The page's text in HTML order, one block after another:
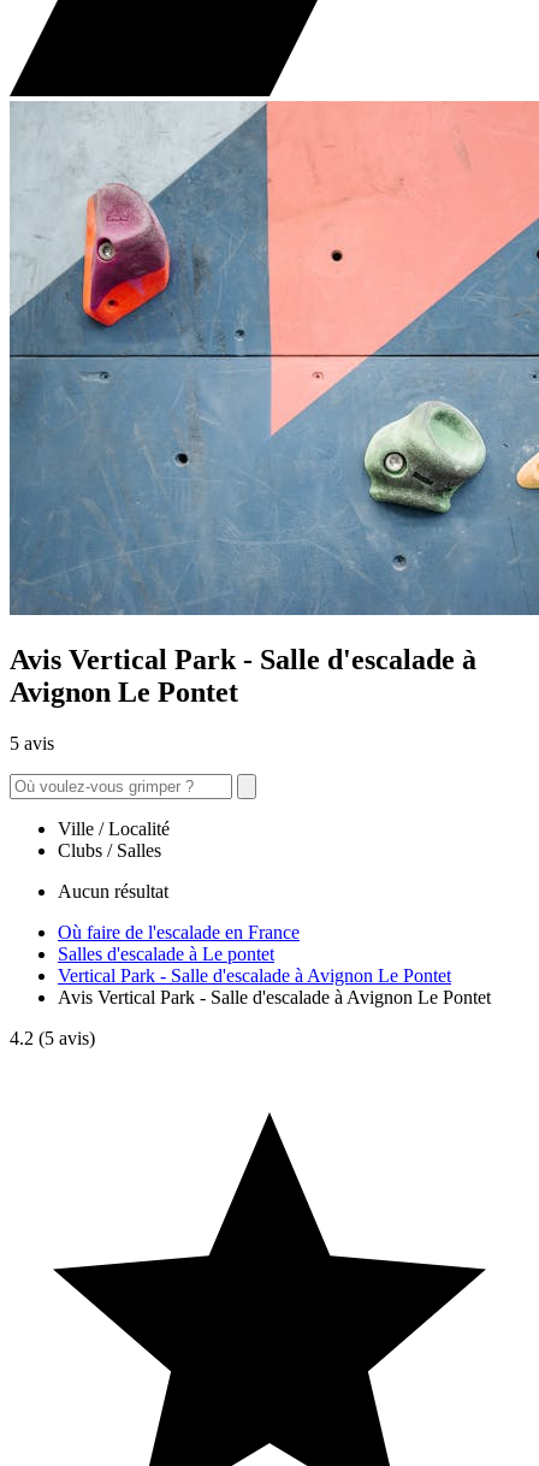
Avis Vertical Park - Salle d'escalade à
Avignon Le Pontet
5 avis
Ville / Localité
Clubs / Salles
Aucun résultat
Où faire de l'escalade en France
Salles d'escalade à Le pontet
Vertical Park - Salle d'escalade à Avignon Le Pontet
Avis Vertical Park - Salle d'escalade à Avignon Le Pontet
4.2 (5 avis)